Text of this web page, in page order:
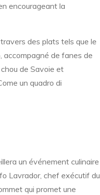
encourageant la
des plats tels que le
accompagné de fanes de
de Savoie et
un quadro di
un événement culinaire
Lavrador, chef exécutif du
qui promet une